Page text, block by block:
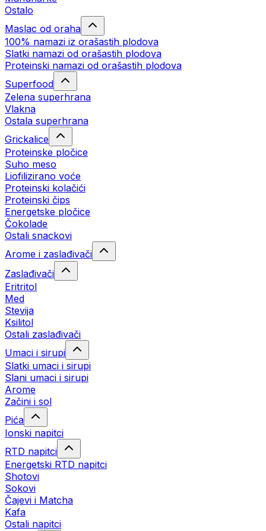
Ostalo
Maslac od oraha
100% namazi iz orašastih plodova
Slatki namazi od orašastih plodova
Proteinski namazi od orašastih plodova
Superfood
Zelena superhrana
Vlakna
Ostala superhrana
Grickalice
Proteinske pločice
Suho meso
Liofilizirano voće
Proteinski kolačići
Proteinski čips
Energetske pločice
Čokolade
Ostali snackovi
Arome i zaslađivači
Zaslađivači
Eritritol
Med
Stevija
Ksilitol
Ostali zaslađivači
Umaci i sirupi
Slatki umaci i sirupi
Slani umaci i sirupi
Arome
Začini i sol
Pića
Ionski napitci
RTD napitci
Energetski RTD napitci
Shotovi
Sokovi
Čajevi i Matcha
Kafa
Ostali napitci